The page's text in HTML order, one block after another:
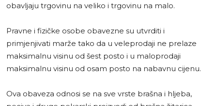
obavljaju trgovinu na veliko i trgovinu na malo.
Pravne i fizičke osobe obavezne su utvrditi i
primjenjivati marže tako da u veleprodaji ne prelaze
maksimalnu visinu od šest posto i u maloprodaji
maksimalnu visinu od osam posto na nabavnu cijenu.
Ova obaveza odnosi se na sve vrste brašna i hljeba,